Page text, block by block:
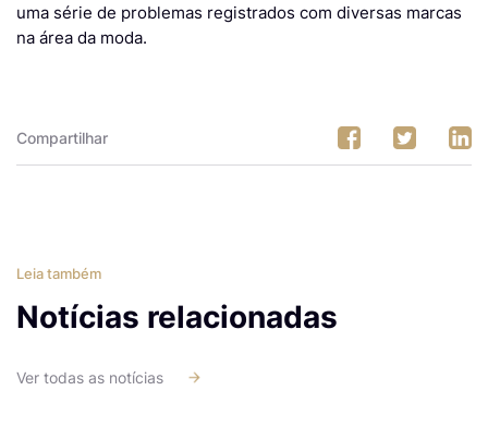
uma série de problemas registrados com diversas marcas
na área da moda.
Compartilhar
Leia também
Notícias relacionadas
Ver todas as notícias